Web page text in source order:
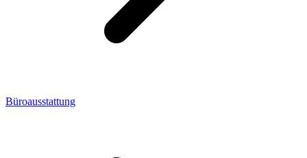
Büroausstattung